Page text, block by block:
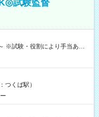
試験監督
（前払い）オプションあ
1週間ほどで給与の一部を受け
（休憩1時間） 時給1,300円
当日の役割により時給＋100
（休憩なし） 時給1,300
円＋交通費 【試用期
つくば駅）